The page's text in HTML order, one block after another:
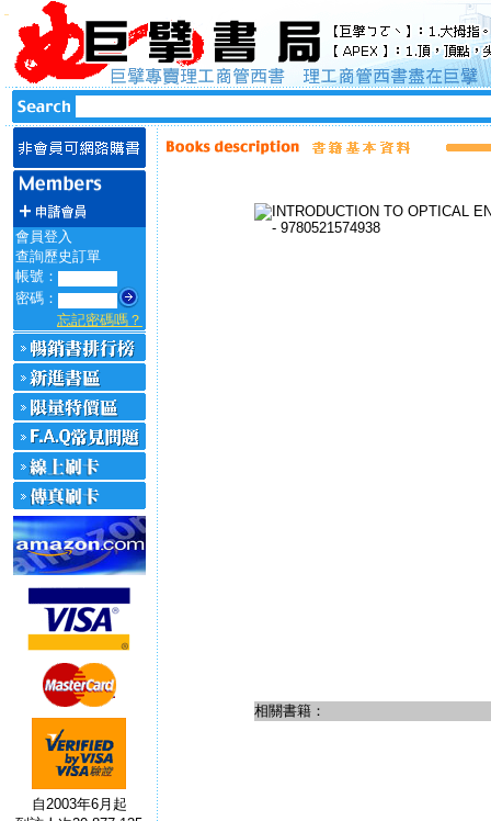
會員登入
查詢歷史訂單
帳號：
密碼：
忘記密碼嗎？
自2003年6月起
相關書籍：